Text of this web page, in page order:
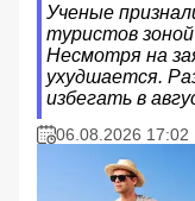
Ученые
туристов
Несмотря на
ухудшается.
избегать в
06.08.2026 17:02